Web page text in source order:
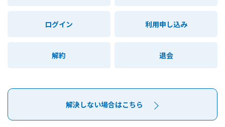
ログイン 利用申し込み
解約 退会
解決しない場合はこちら